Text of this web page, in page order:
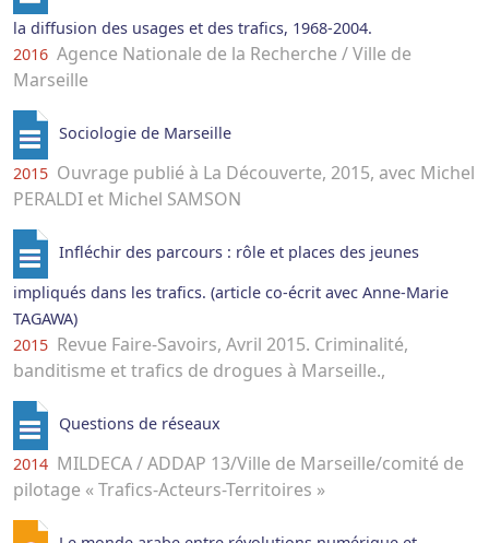
la diffusion des usages et des trafics, 1968-2004.
2016 Agence Nationale de la Recherche / Ville de
Marseille
Sociologie de Marseille
2015 Ouvrage publié à La Découverte, 2015, avec Michel
PERALDI et Michel SAMSON
Infléchir des parcours : rôle et places des jeunes
impliqués dans les trafics. (article co-écrit avec Anne-Marie
TAGAWA)
2015 Revue Faire-Savoirs, Avril 2015. Criminalité,
banditisme et trafics de drogues à Marseille.,
Questions de réseaux
2014 MILDECA / ADDAP 13/Ville de Marseille/comité de
pilotage « Trafics-Acteurs-Territoires »